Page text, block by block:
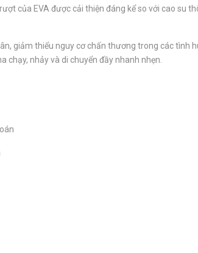
của EVA được cải thiện đáng kể so với cao su
giảm thiểu nguy cơ chấn thương trong các tình
nhảy và di chuyển đầy nhanh nhẹn.